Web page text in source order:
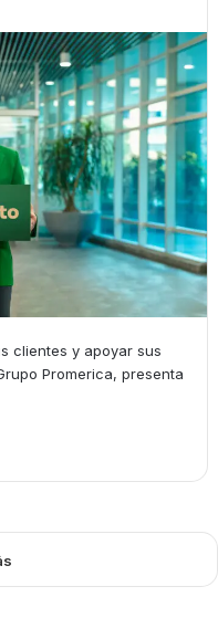
clientes y apoyar sus
Promerica, presenta